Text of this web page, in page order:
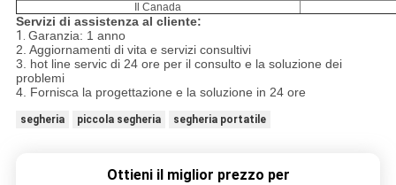
Il Canada
Servizi di assistenza al cliente:
1. Garanzia: 1 anno
2. Aggiornamenti di vita e servizi consultivi
3. hot line servic di 24 ore per il consulto e la soluzione dei
problemi
4. Fornisca la progettazione e la soluzione in 24 ore
segheria piccola segheria segheria portatile
Ottieni il miglior prezzo per